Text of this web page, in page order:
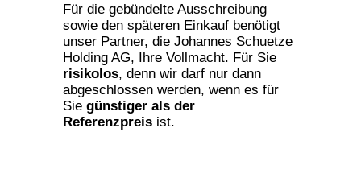
Für die gebündelte Ausschreibung
sowie den späteren Einkauf benötigt
unser Partner, die Johannes Schuetze
Holding AG, Ihre Vollmacht. Für Sie
risikolos, denn wir darf nur dann
abgeschlossen werden, wenn es für
Sie günstiger als der
Referenzpreis ist.